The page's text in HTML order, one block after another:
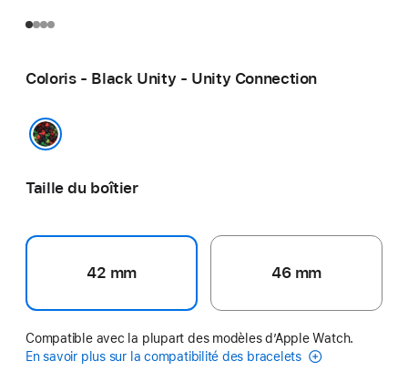
Coloris - Black Unity - Unity Connection
Taille du boîtier
42 mm 46 mm
Compatible avec la plupart des modèles d’Apple Watch.
En savoir plus sur la compatibilité des bracelets